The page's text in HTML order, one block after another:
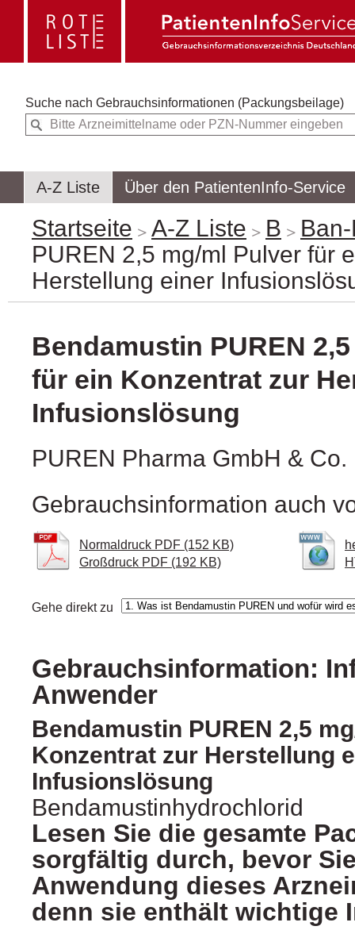
Suche nach Gebrauchsinformationen (Packungsbeilage)
A-Z Liste Über den PatientenInfo-Service
Startseite A-Z Liste B
PUREN 2,5 mg/ml Pulver für
Herstellung einer
Bendamustin PUREN
für ein Konzentrat zur
Infusionslösung
PUREN Pharma GmbH & Co.
Gebrauchsinformation auch
Normaldruck PDF (152 KB)
Großdruck PDF (192 KB)
Gehe direkt zu
Gebrauchsinformation:
Anwender
Bendamustin PUREN 2,5
Konzentrat zur Herstellung
Infusionslösung
Bendamustinhydrochlorid
Lesen Sie die gesamte
sorgfältig durch, bevor
Anwendung dieses
denn sie enthält wichtige